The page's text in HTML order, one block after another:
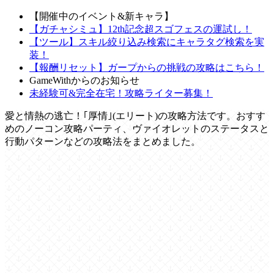
【開催中のイベント&新キャラ】
【ガチャシミュ】12th記念超スゴフェスの運試し！
【ツール】スキル絞り込み検索にキャラタグ検索を実
装！
【報酬リセット】ガープからの挑戦の攻略はこちら！
GameWithからのお知らせ
未経験可&完全在宅！攻略ライター募集！
愛と情熱の逃亡！｢厚情｣(エリート)の攻略方法です。おすす
めのノーコン攻略パーティ、ヴァイオレットのステータスと
行動パターンなどの攻略法をまとめました。